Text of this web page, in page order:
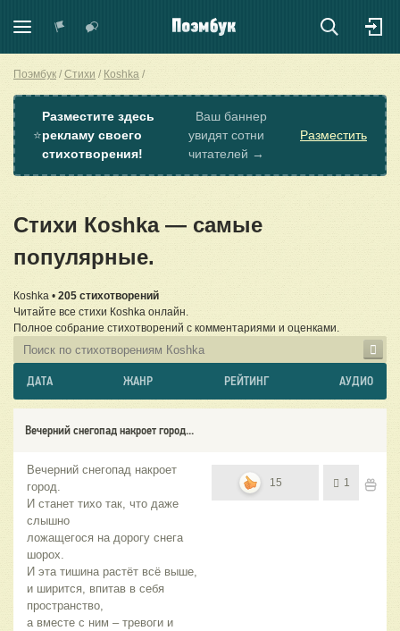
Поэмбук Стихи Коshkа
⭐
Разместите здесь
рекламу своего
стихотворения!
Ваш баннер
увидят сотни
читателей →
Разместить
Стихи Коshkа — самые
популярные.
Коshkа • 205 стихотворений
Читайте все стихи Коshkа онлайн.
Полное собрание стихотворений с комментариями и оценками.
ДАТА ЖАНР РЕЙТИНГ АУДИО
Вечерний снегопад накроет город...
Вечерний снегопад накроет
город.
И станет тихо так, что даже
слышно
ложащегося на дорогу снега
шорох.
И эта тишина растёт всё выше,
и ширится, впитав в себя
пространство,
а вместе с ним – тревоги и
15 1